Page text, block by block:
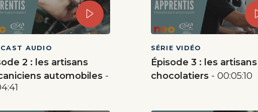
AUDIO
2 : les artisans
automobiles
SÉRIE VIDÉO
Épisode 3 : les artisans
chocolatiers
00:05:10